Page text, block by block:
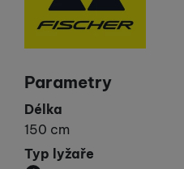
Parametry
Délka
150 cm
Typ lyžaře